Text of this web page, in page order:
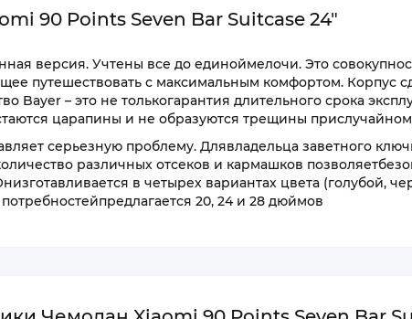
90 Points Seven Bar Suitcase 24"
версия. Учтены все до единоймелочи. Это
путешествовать с максимальным комфортом. Корпус
Bayer – это не толькогарантия длительного срока
царапины и не образуются трещины
серьезную проблему. Длявладельца заветного
различных отсеков и кармашков
в четырех вариантах цвета (голубой,
20, 24 и 28 дюймов